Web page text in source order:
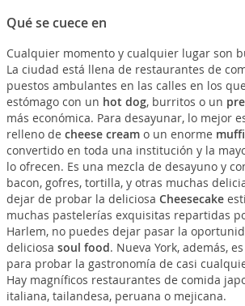
Qué se cuece en
Cualquier momento y cualquier lugar son
La ciudad está llena de restaurantes de
puestos ambulantes en las calles en los
estómago con un hot dog, burritos o un
más económica. Para desayunar, lo mejor
relleno de cheese creamo un enorme
convertido en toda una institución y la
lo ofrecen. Es una mezcla de desayuno y
bacon, gofres, tortilla, y otras muchas
dejar de probar la deliciosa Cheesecake
muchas pastelerías exquisitas repartidas
Harlem, no puedes dejar pasar la
deliciosa soul food. Nueva York, además,
para probar la gastronomía de casi
Hay magníficos restaurantes de comida
italiana, tailandesa, peruana o mejicana.